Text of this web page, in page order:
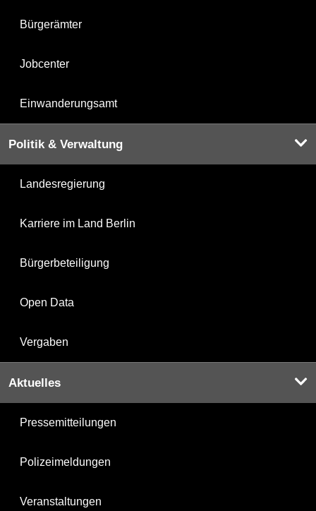
Bürgerämter
Jobcenter
Einwanderungsamt
Politik & Verwaltung
Landesregierung
Karriere im Land Berlin
Bürgerbeteiligung
Open Data
Vergaben
Aktuelles
Pressemitteilungen
Polizeimeldungen
Veranstaltungen